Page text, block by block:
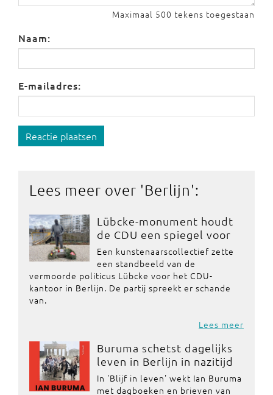
Maximaal 500 tekens toegestaan
Naam:
E-mailadres:
Reactie plaatsen
Lees meer over 'Berlijn':
Lübcke-monument houdt
de CDU een spiegel voor
Een kunstenaarscollectief zette
een standbeeld van de
vermoorde politicus Lübcke voor het CDU-
kantoor in Berlijn. De partij spreekt er schande
van.
Lees meer
Buruma schetst dagelijks
leven in Berlijn in nazitijd
In 'Blijf in leven' wekt Ian Buruma
met dagboeken en brieven van